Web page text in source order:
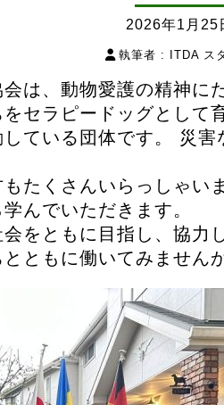
2026年1月25
執筆者 : ITDA ス
会は、動物愛護の精神
セラピードッグとして
ている団体です。 災
たくさんいらっしゃい
んでいただきます。
をともに目指し、協力
ともに働いてみませんか